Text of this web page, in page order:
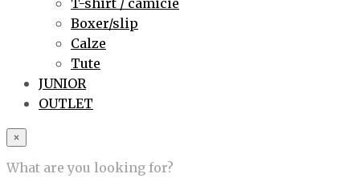
T-shirt / camicie
Boxer/slip
Calze
Tute
JUNIOR
OUTLET
×
What are you looking for?